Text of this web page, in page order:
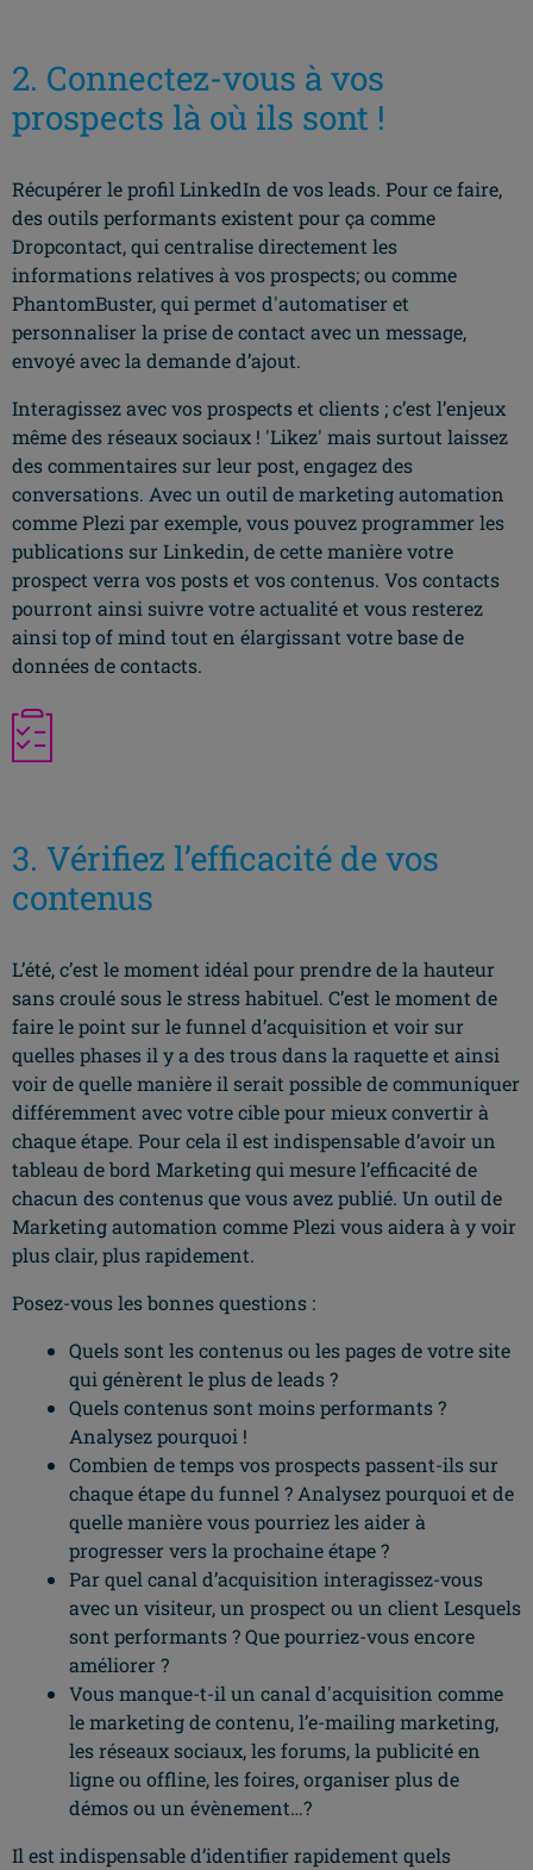
2. Connectez-vous à vos
prospects là où ils sont !
Récupérer le profil LinkedIn de vos leads. Pour ce faire,
des outils performants existent pour ça comme
Dropcontact, qui centralise directement les
informations relatives à vos prospects; ou comme
PhantomBuster, qui permet d'automatiser et
personnaliser la prise de contact avec un message,
envoyé avec la demande d’ajout.
Interagissez avec vos prospects et clients ; c’est l’enjeux
même des réseaux sociaux ! 'Likez' mais surtout laissez
des commentaires sur leur post, engagez des
conversations. Avec un outil de marketing automation
comme Plezi par exemple, vous pouvez programmer les
publications sur Linkedin, de cette manière votre
prospect verra vos posts et vos contenus. Vos contacts
pourront ainsi suivre votre actualité et vous resterez
ainsi top of mind tout en élargissant votre base de
données de contacts.
3. Vérifiez l’efficacité de vos
contenus
L’été, c’est le moment idéal pour prendre de la hauteur
sans croulé sous le stress habituel. C’est le moment de
faire le point sur le funnel d’acquisition et voir sur
quelles phases il y a des trous dans la raquette et ainsi
voir de quelle manière il serait possible de communiquer
différemment avec votre cible pour mieux convertir à
chaque étape. Pour cela il est indispensable d’avoir un
tableau de bord Marketing qui mesure l’efficacité de
chacun des contenus que vous avez publié. Un outil de
Marketing automation comme Plezi vous aidera à y voir
plus clair, plus rapidement.
Posez-vous les bonnes questions :
Quels sont les contenus ou les pages de votre site
qui génèrent le plus de leads ?
Quels contenus sont moins performants ?
Analysez pourquoi !
Combien de temps vos prospects passent-ils sur
chaque étape du funnel ? Analysez pourquoi et de
quelle manière vous pourriez les aider à
progresser vers la prochaine étape ?
Par quel canal d’acquisition interagissez-vous
avec un visiteur, un prospect ou un client Lesquels
sont performants ? Que pourriez-vous encore
améliorer ?
Vous manque-t-il un canal d'acquisition comme
le marketing de contenu, l’e-mailing marketing,
les réseaux sociaux, les forums, la publicité en
ligne ou offline, les foires, organiser plus de
démos ou un évènement…?
Il est indispensable d’identifier rapidement quels